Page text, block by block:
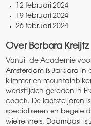
12 februari 2024
19 februari 2024
26 februari 2024
Over Barbara Kreijtz
Vanuit de Academie
Amsterdam is Barbara in
klimmer en
wedstrijden gereden in
coach. De laatste jaren
specialiseren en
wielrenners. Daarnaast is